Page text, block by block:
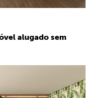
alugado sem